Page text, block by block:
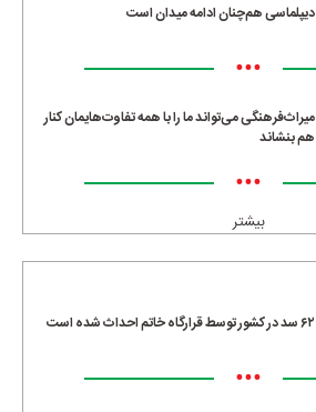
دیپلماسی هم‌چنان ادامه میدان است
•••
میراث‌فرهنگی می‌تواند ما را با همه تفاوت‌هایمان کنار
هم بنشاند
•••
بیشتر
۶۲ سد در کشور توسط قرارگاه خاتم احداث شده است
•••